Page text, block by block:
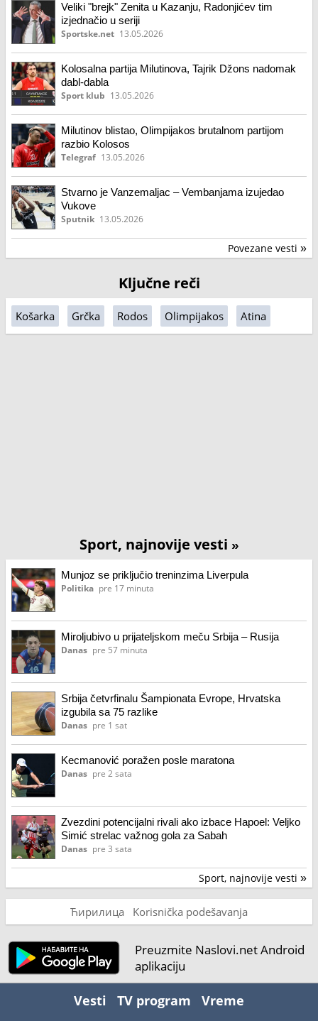
Veliki "brejk" Zenita u Kazanju, Radonjićev tim
izjednačio u seriji
Sportske.net 13.05.2026
Kolosalna partija Milutinova, Tajrik Džons nadomak
dabl-dabla
Sport klub 13.05.2026
Milutinov blistao, Olimpijakos brutalnom partijom
razbio Kolosos
Telegraf 13.05.2026
Stvarno je Vanzemaljac – Vembanjama izujedao
Vukove
Sputnik 13.05.2026
Povezane vesti »
Ključne reči
Košarka Grčka Rodos Olimpijakos Atina
Sport, najnovije vesti »
Munjoz se priključio treninzima Liverpula
Politika pre 17 minuta
Miroljubivo u prijateljskom meču Srbija – Rusija
Danas pre 57 minuta
Srbija četvrfinalu Šampionata Evrope, Hrvatska
izgubila sa 75 razlike
Danas pre 1 sat
Kecmanović poražen posle maratona
Danas pre 2 sata
Zvezdini potencijalni rivali ako izbace Hapoel: Veljko
Simić strelac važnog gola za Sabah
Danas pre 3 sata
Sport, najnovije vesti »
Ћирилица Korisnička podešavanja
Preuzmite Naslovi.net Android
aplikaciju
Vesti TV program Vreme